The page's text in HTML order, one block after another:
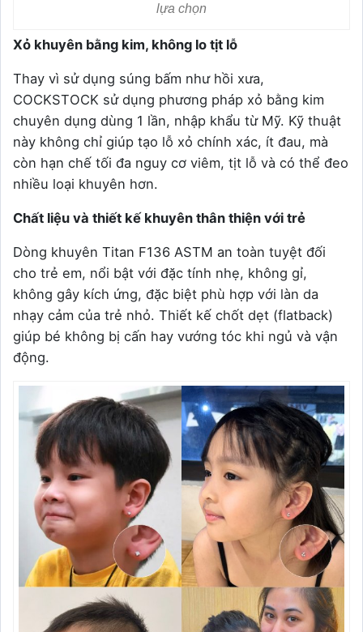
lựa chọn
Xỏ khuyên bằng kim, không lo tịt lỗ
Thay vì sử dụng súng bấm như hồi xưa,
COCKSTOCK sử dụng phương pháp xỏ bằng kim
chuyên dụng dùng 1 lần, nhập khẩu từ Mỹ. Kỹ thuật
này không chỉ giúp tạo lỗ xỏ chính xác, ít đau, mà
còn hạn chế tối đa nguy cơ viêm, tịt lỗ và có thể đeo
nhiều loại khuyên hơn.
Chất liệu và thiết kế khuyên thân thiện với trẻ
Dòng khuyên Titan F136 ASTM an toàn tuyệt đối
cho trẻ em, nổi bật với đặc tính nhẹ, không gỉ,
không gây kích ứng, đặc biệt phù hợp với làn da
nhạy cảm của trẻ nhỏ. Thiết kế chốt dẹt (flatback)
giúp bé không bị cấn hay vướng tóc khi ngủ và vận
động.